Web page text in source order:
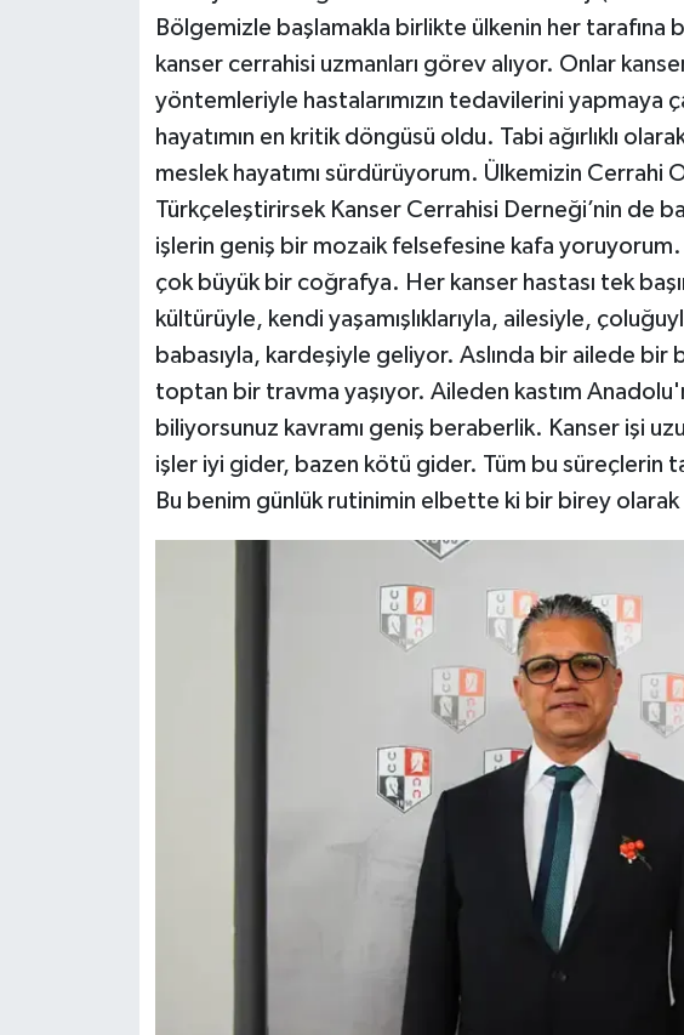
Bölgemizle başlamakla birlikte ülkenin her tarafına
kanser cerrahisi uzmanları görev alıyor. Onlar
yöntemleriyle hastalarımızın tedavilerini yapmaya
hayatımın en kritik döngüsü oldu. Tabi ağırlıklı
meslek hayatımı sürdürüyorum. Ülkemizin Cerrahi
Türkçeleştirirsek Kanser Cerrahisi Derneği’nin de
işlerin geniş bir mozaik felsefesine kafa
çok büyük bir coğrafya. Her kanser hastası tek
kültürüyle, kendi yaşamışlıklarıyla, ailesiyle,
babasıyla, kardeşiyle geliyor. Aslında bir ailede bir
toptan bir travma yaşıyor. Aileden kastım
biliyorsunuz kavramı geniş beraberlik. Kanser işi
işler iyi gider, bazen kötü gider. Tüm bu süreçlerin
Bu benim günlük rutinimin elbette ki bir birey olarak